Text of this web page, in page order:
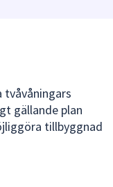
Använd
piltangenterna
för
gällande plan
tillbyggnad